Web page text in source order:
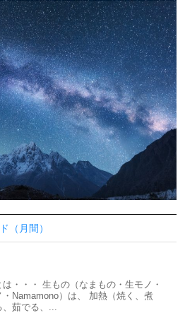
（月間）
・・・ 生もの（なまもの・生モノ・
・Namamono）は、 加熱（焼く、煮
茹でる、...